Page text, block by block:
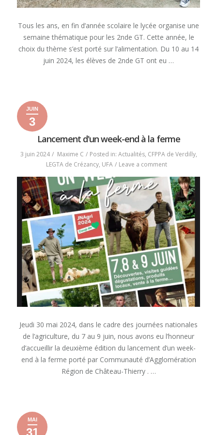
Tous les ans, en fin d’année scolaire le lycée organise une
semaine thématique pour les 2nde GT. Cette année, le
choix du thème s’est porté sur l’alimentation. Du 10 au 14
juin 2024, les élèves de 2nde GT ont eu …
3
juin
2024
7
juin
2024
JUIN
32024
Lancement d'un week-end à la ferme
3 juin 2024 Maxime C Posted in: Actualités, CFPPA de Verdilly,
LEGTA de Crézancy, UFA Leave a commenton
d’un
week-
end
à
la
ferme
Jeudi 30 mai 2024, dans le cadre des journées nationales
de l’agriculture, du 7 au 9 juin, nous avons eu l’honneur
d’accueillir la deuxième édition du lancement d’un week-
end à la ferme porté par Communauté d’Agglomération
Région de Château-Thierry . …
31
31
MAI
31
2024